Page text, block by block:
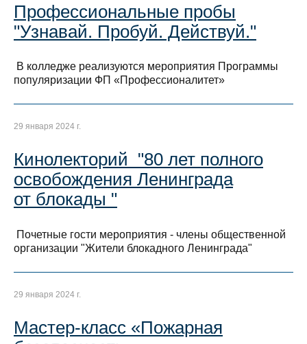
Профессиональные пробы
"Узнавай. Пробуй. Действуй."
В колледже реализуются мероприятия Программы
популяризации ФП «Профессионалитет»
29 января 2024 г.
Кинолекторий "80 лет полного
освобождения Ленинграда
от блокады "
Почетные гости мероприятия - члены общественной
организации "Жители блокадного Ленинграда"
29 января 2024 г.
Мастер-класс «Пожарная